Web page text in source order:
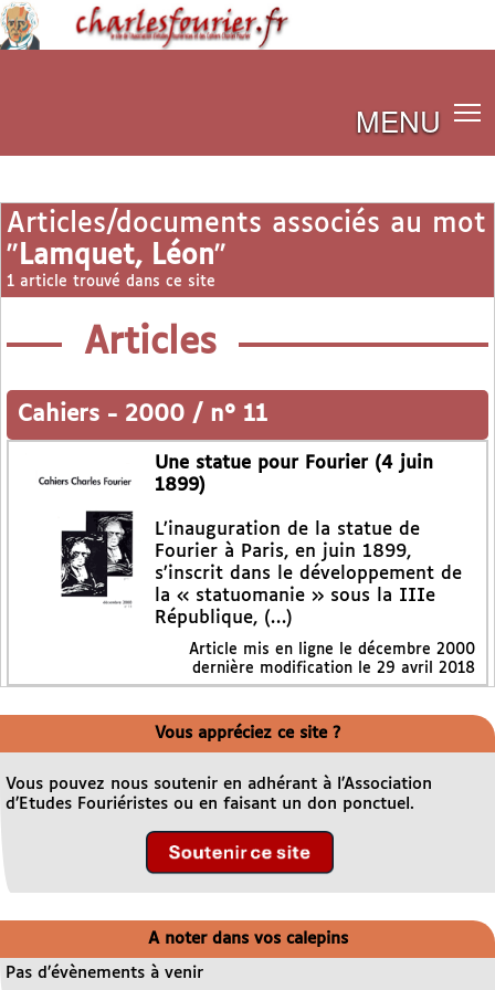
MENU
Articles/documents associés au mot
" Lamquet, Léon"
1 article trouvé dans ce site
Articles
Cahiers - 2000 / n° 11
Une statue pour Fourier (4 juin
1899)
L’inauguration de la statue de
Fourier à Paris, en juin 1899,
s’inscrit dans le développement de
la « statuomanie » sous la IIIe
République, (…)
Article mis en ligne le décembre 2000
dernière modification le 29 avril 2018
Vous appréciez ce site ?
Vous pouvez nous soutenir en adhérant à l’Association
d’Etudes Fouriéristes ou en faisant un don ponctuel.
A noter dans vos calepins
Pas d’évènements à venir